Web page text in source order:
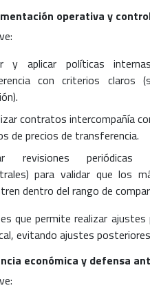
operativa y
y aplicar políticas
con criterios claros
contratos intercompañía
de precios de transferencia.
revisiones
para validar que los
dentro del rango de
que permite realizar
evitando ajustes
económica y defensa